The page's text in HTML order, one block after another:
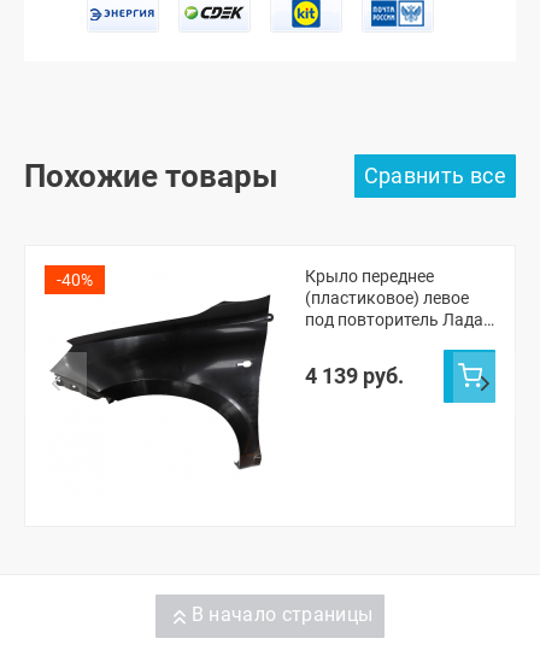
Похожие товары
-40%
Крыло переднее
(пластиковое) левое
под повторитель Лада
(неокрашенное)
4 139 руб.
В начало страницы